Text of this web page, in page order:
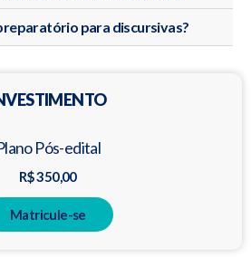
para discursivas?
Pós-edital
R$ 350,00
Matricule-se